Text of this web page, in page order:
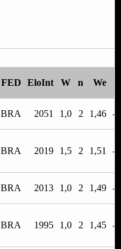
FED EloInt W n We
BRA 2051 1,0 2 1,46 -
BRA 2019 1,5 2 1,51 -
BRA 2013 1,0 2 1,49 -
BRA 1995 1,0 2 1,45 -